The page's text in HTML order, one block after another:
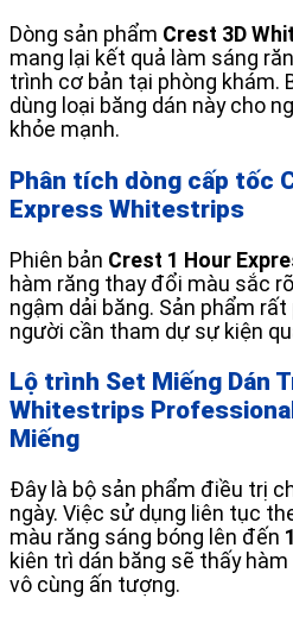
Dòng sản phẩm Crest 3D
mang lại kết quả làm sáng
trình cơ bản tại phòng khám.
dùng loại băng dán này cho
khỏe mạnh.
Phân tích dòng cấp tốc
Express Whitestrips
Phiên bản Crest 1 Hour
hàm răng thay đổi màu sắc
ngậm dải băng. Sản phẩm
người cần tham dự sự kiện
Lộ trình Set Miếng Dán
Whitestrips
Miếng
Đây là bộ sản phẩm điều trị
ngày. Việc sử dụng liên tục
màu răng sáng bóng lên đến
kiên trì dán băng sẽ thấy hàm
vô cùng ấn tượng.